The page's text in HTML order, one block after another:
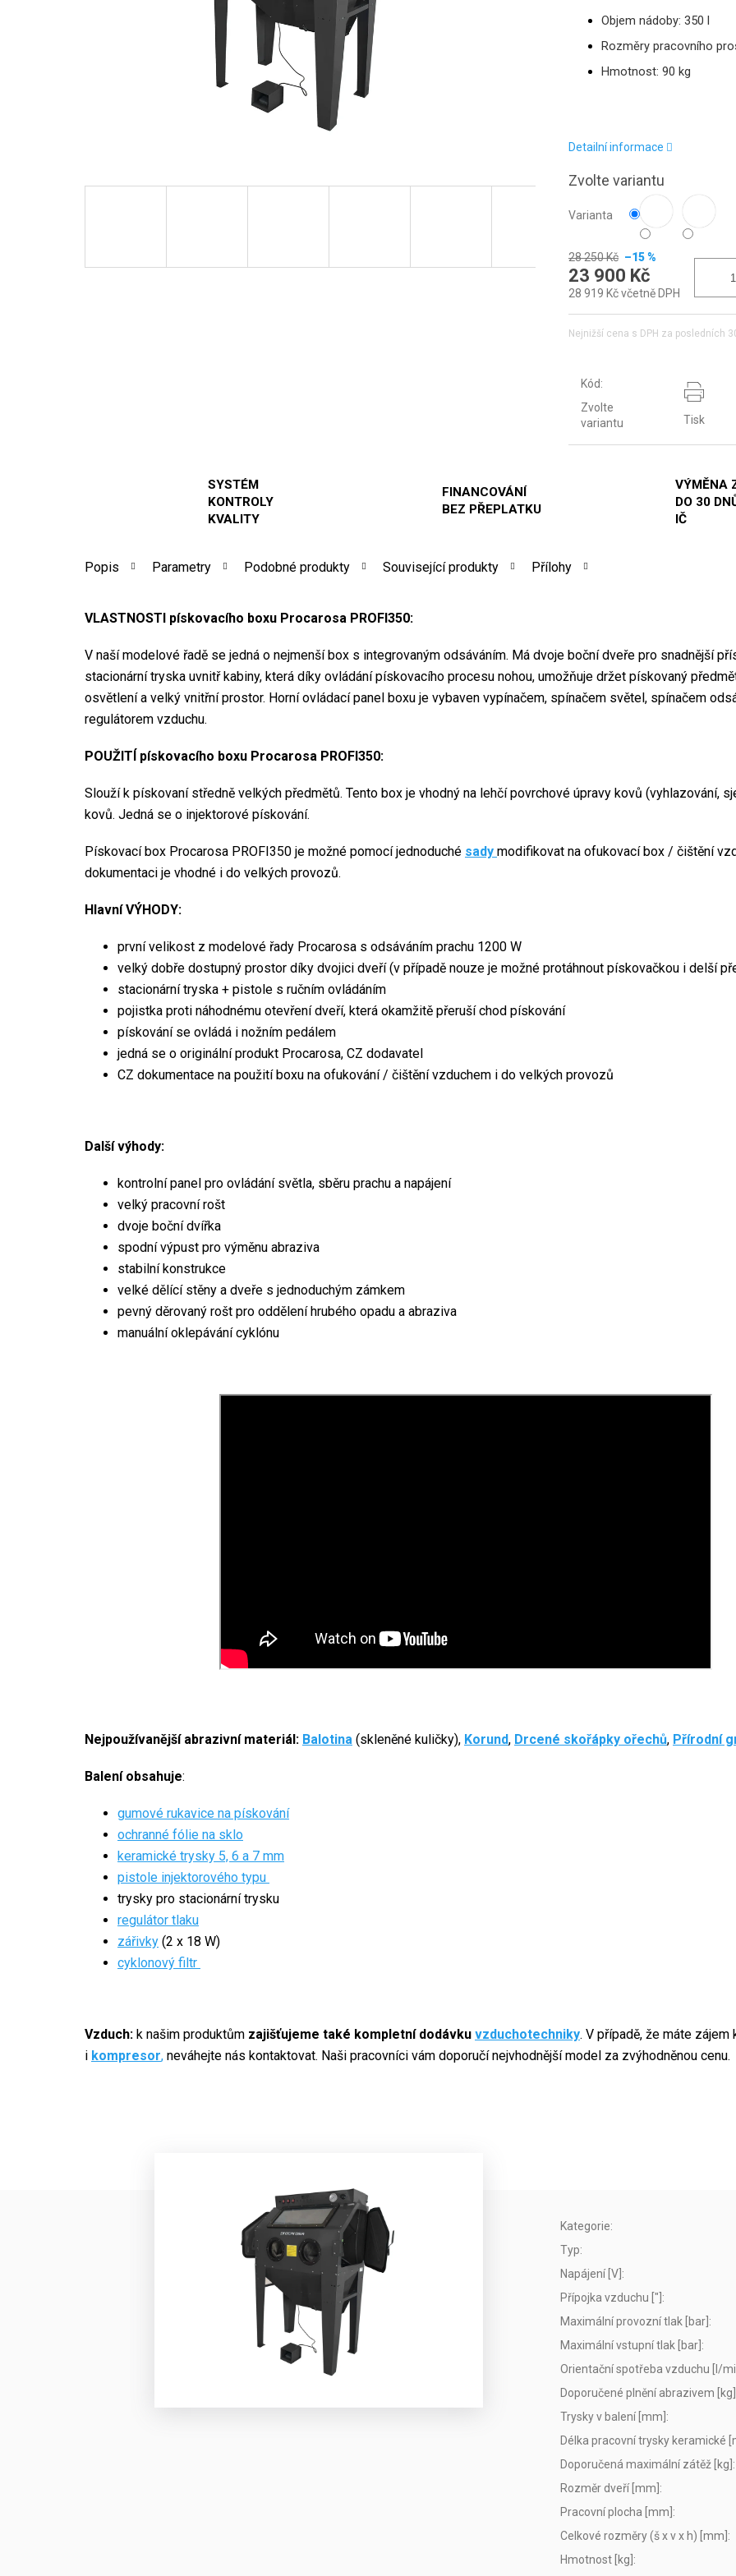
Objem nádoby: 350 l
Rozměry pracovního
Hmotnost: 90 kg
Detailní informace
Zvolte variantu
Varianta
28 250 Kč –15 %
23 900 Kč
28 919 Kč včetně DPH
Nejnižší cena s DPH za posledních
Kód:
Zvolte
variantu
Tisk
SYSTÉM
KONTROLY
KVALITY
FINANCOVÁNÍ
BEZ PŘEPLATKU
VÝMĚNA
DO 30
IČ
Popis Parametry Podobné produkty Související produkty Přílohy
VLASTNOSTI pískovacího boxu Procarosa PROFI350:
V naší modelové řadě se jedná o nejmenší box s integrovaným odsáváním. Má dvoje boční dveře pro snadnější
stacionární tryska uvnitř kabiny, která díky ovládání pískovacího procesu nohou, umožňuje držet pískovaný
osvětlení a velký vnitřní prostor. Horní ovládací panel boxu je vybaven vypínačem, spínačem světel, spínačem
regulátorem vzduchu.
POUŽITÍ pískovacího boxu Procarosa PROFI350:
Slouží k pískovaní středně velkých předmětů. Tento box je vhodný na lehčí povrchové úpravy kovů (vyhlazování,
kovů. Jedná se o injektorové pískování.
Pískovací box Procarosa PROFI350 je možné pomocí jednoduché sady modifikovat na ofukovací box / čištění
dokumentaci je vhodné i do velkých provozů.
Hlavní VÝHODY:
první velikost z modelové řady Procarosa s odsáváním prachu 1200 W
velký dobře dostupný prostor díky dvojici dveří (v případě nouze je možné protáhnout pískovačkou i delší
stacionární tryska + pistole s ručním ovládáním
pojistka proti náhodnému otevření dveří, která okamžitě přeruší chod pískování
pískování se ovládá i nožním pedálem
jedná se o originální produkt Procarosa, CZ dodavatel
CZ dokumentace na použití boxu na ofukování / čištění vzduchem i do velkých provozů
Další výhody:
kontrolní panel pro ovládání světla, sběru prachu a napájení
velký pracovní rošt
dvoje boční dvířka
spodní výpust pro výměnu abraziva
stabilní konstrukce
velké dělící stěny a dveře s jednoduchým zámkem
pevný děrovaný rošt pro oddělení hrubého opadu a abraziva
manuální oklepávání cyklónu
Nejpoužívanější abrazivní materiál: Balotina (skleněné kuličky), Korund, Drcené skořápky ořechů, Přírodní
Balení obsahuje:
gumové rukavice na pískování
ochranné fólie na sklo
keramické trysky 5, 6 a 7 mm
pistole injektorového typu
trysky pro stacionární trysku
regulátor tlaku
zářivky (2 x 18 W)
cyklonový filtr
Vzduch: k našim produktům zajišťujeme také kompletní dodávku vzduchotechniky. V případě, že máte
i kompresor, neváhejte nás kontaktovat. Naši pracovníci vám doporučí nejvhodnější model za zvýhodněnou cenu.
Kategorie:
Typ:
Napájení [V] :
Přípojka vzduchu ["] :
Maximální provozní tlak [bar] :
Maximální vstupní tlak [bar] :
Orientační spotřeba vzduchu [l/
Doporučené plnění abrazivem [kg]
Trysky v balení [mm] :
Délka pracovní trysky keramické
Doporučená maximální zátěž [kg] :
Rozměr dveří [mm] :
Pracovní plocha [mm] :
Celkové rozměry (š x v x h) [mm] :
Hmotnost [kg] :